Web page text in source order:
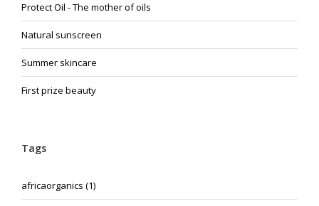
Protect Oil - The mother of oils
Natural sunscreen
Summer skincare
First prize beauty
Tags
africaorganics (1)